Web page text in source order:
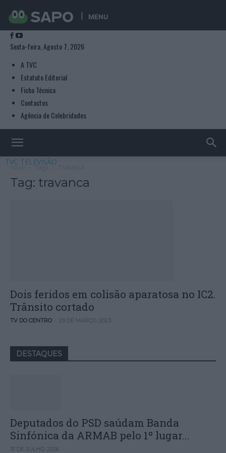
MENU
Sexta-feira, Agosto 7, 2026
A TVC
Estatuto Editorial
Ficha Técnica
Contactos
Agência de Celebridades
TVC TELEVISÃO
Início Tags
Tag: travanca
Dois feridos em colisão aparatosa no IC2.
Trânsito cortado
TV DO CENTRO 29 DE MARÇO, 2023
DESTAQUES
Deputados do PSD saúdam Banda
Sinfónica da ARMAB pelo 1º lugar...
31 DE JULHO, 2026